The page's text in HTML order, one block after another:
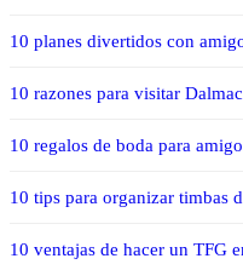
10 planes divertidos con
10 razones para visitar
10 regalos de boda para
10 tips para organizar timbas
10 ventajas de hacer un TFG